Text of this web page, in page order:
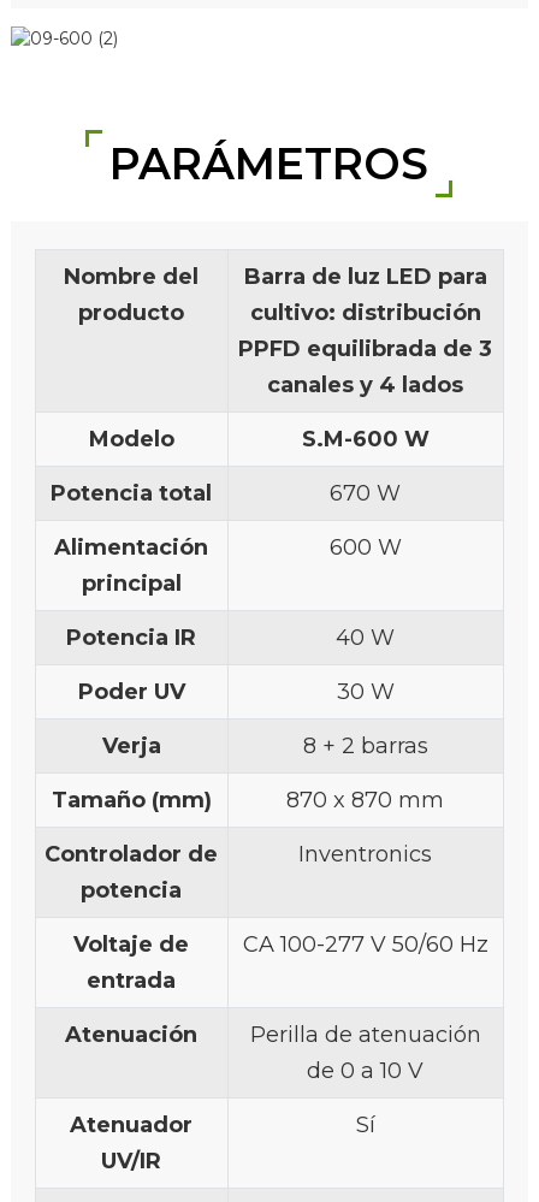
PARÁMETROS
Nombre del
producto
Barra de luz LED para
cultivo: distribución
PPFD equilibrada de 3
canales y 4 lados
Modelo S.M-600 W
Potencia total 670 W
Alimentación
principal
600 W
Potencia IR 40 W
Poder UV 30 W
Verja 8 + 2 barras
Tamaño (mm) 870 x 870 mm
Controlador de
potencia
Inventronics
Voltaje de
entrada
CA 100-277 V 50/60 Hz
Atenuación
Perilla de atenuación
de 0 a 10 V
Atenuador
UV/IR
Sí